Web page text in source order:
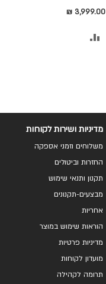
בגוון אפור בהיר
3,999.00 ₪
מדיניות ושירות לקוחות
משלוחים וזמני אספקה
החזרות וביטולים
תקנון ותנאי שימוש
מבצעים-תקנונים
אחריות
הוראות שימוש במוצר
מדיניות פרטיות
מועדון לקוחות
תרומה לקהילה